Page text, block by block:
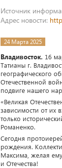
Источник
Адрес новости:
24 Марта 2025
Владивосток. 16
Татианы г.
географического
Отечественной
подвиге нашего
«Великая
зависимости от их
только
Романенко.
Сегодня
рождения.
Максима, желая
и Отечества!